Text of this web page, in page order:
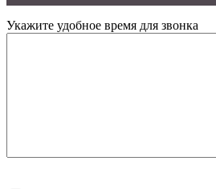
Укажите удобное время для звонка